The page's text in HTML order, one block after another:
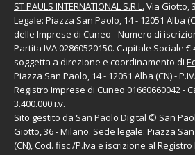
ST PAULS INTERNATIONAL S.R.L. Via Giotto,
Legale: Piazza San Paolo, 14 - 12051 Alba
delle Imprese di Cuneo - Numero di
Partita IVA 02860520150. Capitale Sociale €
soggetta a direzione e coordinamento di
Piazza San Paolo, 14 - 12051 Alba (CN) -
Registro Imprese di Cuneo 01660660042 -
3.400.000 i.v.
Sito gestito da San Paolo Digital © San
Giotto, 36 - Milano. Sede legale: Piazza
(CN), Cod. fisc./P.Iva e iscrizione al